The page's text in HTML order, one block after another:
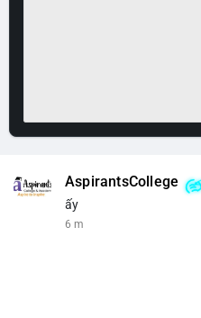
AspirantsCollege
ấy
6 m